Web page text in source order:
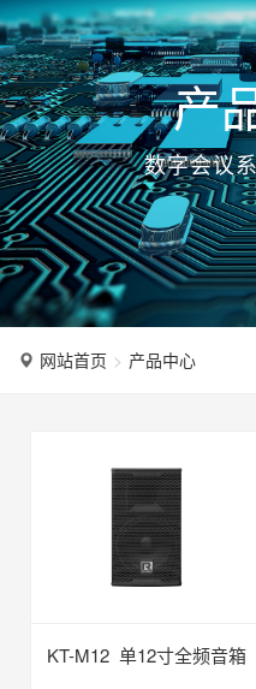
a
v
i
g
a
t
i
o
n
产
数字会议
网站首页 产品中心
KT-M12 单12寸全频音箱